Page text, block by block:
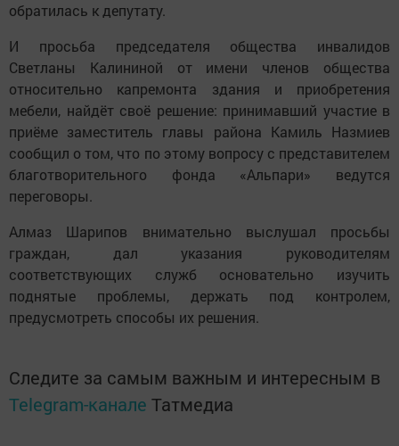
обратилась к депутату.
И просьба председателя общества инвалидов
Светланы Калининой от имени членов общества
относительно капремонта здания и приобретения
мебели, найдёт своё решение: принимавший участие в
приёме заместитель главы района Камиль Назмиев
сообщил о том, что по этому вопросу с представителем
благотворительного фонда «Альпари» ведутся
переговоры.
Алмаз Шарипов внимательно выслушал просьбы
граждан, дал указания руководителям
соответствующих служб основательно изучить
поднятые проблемы, держать под контролем,
предусмотреть способы их решения.
Следите за самым важным и интересным в
Telegram-канале Татмедиа